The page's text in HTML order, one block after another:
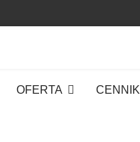
OFERTA CENNIK